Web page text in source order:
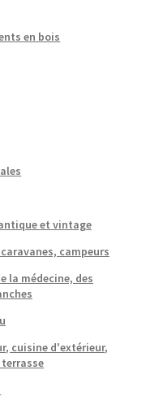
en bois
et vintage
campeurs
la médecine, des
cuisine d'extérieur,